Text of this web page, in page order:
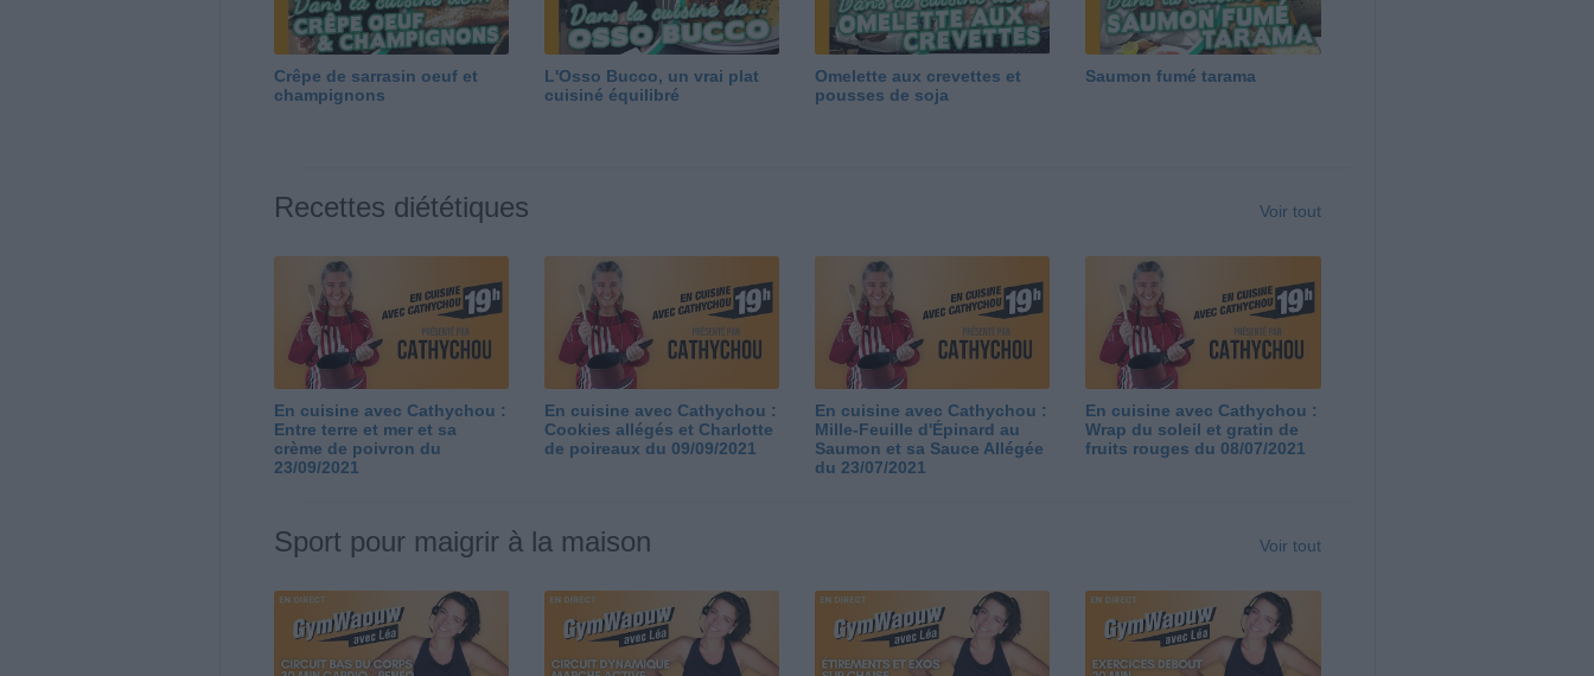
Crêpe de sarrasin oeuf et
champignons
L'Osso Bucco, un vrai plat
cuisiné équilibré
Omelette aux crevettes et
pousses de soja
Saumon fumé tarama
Recettes diététiques Voir tout
En cuisine avec Cathychou :
Entre terre et mer et sa
crème de poivron du
23/09/2021
En cuisine avec Cathychou :
Cookies allégés et Charlotte
de poireaux du 09/09/2021
En cuisine avec Cathychou :
Mille-Feuille d'Épinard au
Saumon et sa Sauce Allégée
du 23/07/2021
En cuisine avec Cathychou :
Wrap du soleil et gratin de
fruits rouges du 08/07/2021
Sport pour maigrir à la maison Voir tout